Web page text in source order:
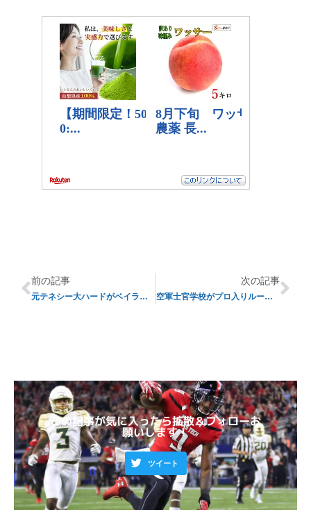
前の記事
元テネシー大ハードがベイラー大へ
次の記事
空軍士官学校がプロ入りルールを変更
この記事が気に入ったら拡散＆フォローお
願いします！
ツイート